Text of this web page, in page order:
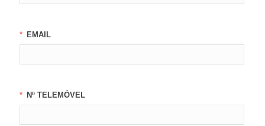
EMAIL
Nº TELEMÓVEL